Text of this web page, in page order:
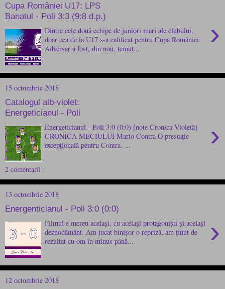
Cupa României U17: LPS
Banatul - Poli 3:3 (9:8 d.p.)
›
Dintre cele două echipe de juniori mari ale clubului,
doar cea de la U17 s-a calificat pentru Cupa României.
Adversar a fost, din nou, temut...
15 octombrie 2018
Catalogul alb-violet:
Energeticianul - Poli
›
Energeticianul - Poli 3:0 (0:0) [note Cronica Violetă]
CRONICA MECIULUI Mario Contra O prestație
excepțională pentru Contra. ...
2 comentarii :
13 octombrie 2018
Energenticianul - Poli 3:0 (0:0)
›
Filmul e mereu același, cu aceiași protagoniști și același
deznodământ. Am jucat binișor o repriză, am ținut de
rezultat cu om în minus până...
12 octombrie 2018